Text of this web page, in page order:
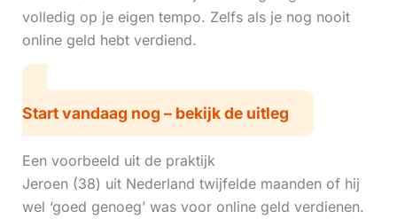
volledig op je eigen tempo. Zelfs als je nog nooit
online geld hebt verdiend.
Start vandaag nog – bekijk de uitleg
Een voorbeeld uit de praktijk
Jeroen (38) uit Nederland twijfelde maanden of hij
wel ‘goed genoeg’ was voor online geld verdienen.